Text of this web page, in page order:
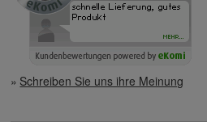
Schreiben Sie uns ihre Meinung